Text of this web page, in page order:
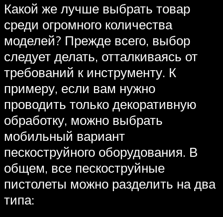
Какой же лучше выбрать товар
среди огромного количества
моделей? Прежде всего, выбор
следует делать, отталкиваясь от
требований к инструменту. К
примеру, если вам нужно
проводить только декоративную
обработку, можно выбрать
мобильный вариант
пескоструйного оборудования. В
общем, все пескоструйные
пистолеты можно разделить на два
типа: